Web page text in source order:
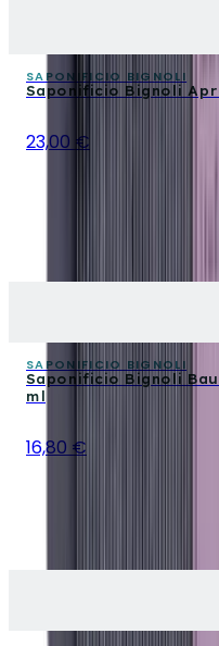
SAPONIFICIO BIGNOLI
Saponificio Bignoli
23,00 €
SAPONIFICIO BIGNOLI
Saponificio Bignoli
ml
16,80 €